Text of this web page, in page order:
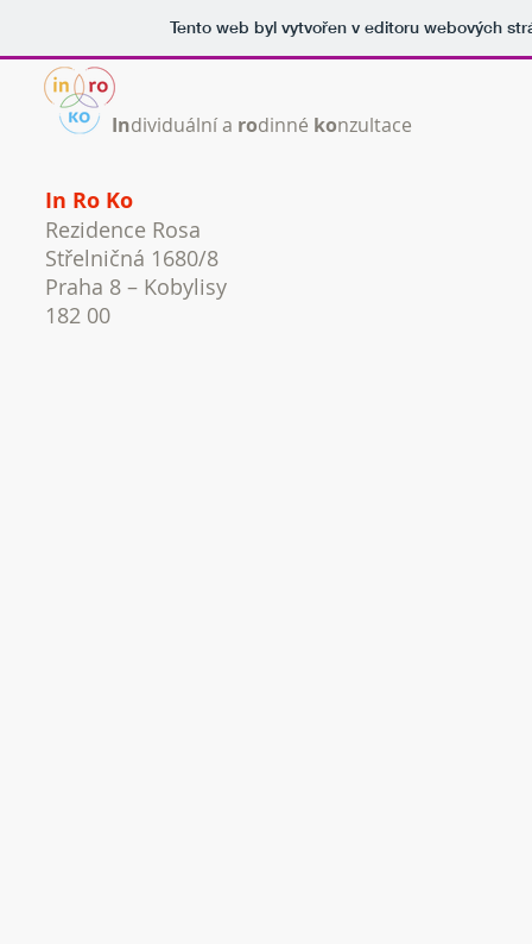
Tento web byl vytvořen v editoru webových
Individuální a rodinné konzultace
In Ro Ko
Rezidence Rosa
Střelničná 1680/8
Praha 8 – Kobylisy
182 00